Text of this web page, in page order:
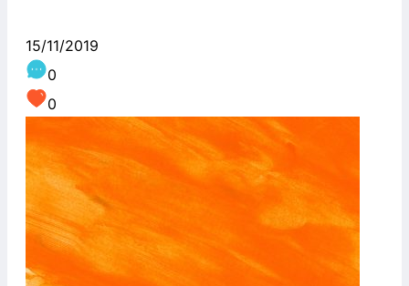
15/11/2019
0
0